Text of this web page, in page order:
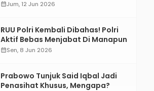
calendar_monthJum, 12 Jun 2026
RUU Polri Kembali Dibahas! Polri
Aktif Bebas Menjabat Di Manapun
calendar_monthSen, 8 Jun 2026
Prabowo Tunjuk Said Iqbal Jadi
Penasihat Khusus, Mengapa?